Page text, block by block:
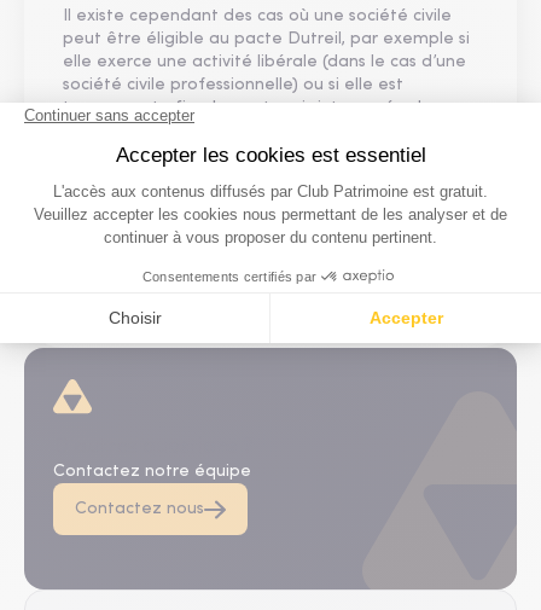
Il existe cependant des cas où une société civile
peut être éligible au pacte Dutreil, par exemple si
elle exerce une activité libérale (dans le cas d’une
société civile professionnelle) ou si elle est
transparente fiscalement mais interposée dans
éligibles. Il faut alors démontrer que la société
n’exerce pas une activité patrimoniale.
Dutreil : comment optimiser une transmission
Contactez notre équipe
Contactez nous